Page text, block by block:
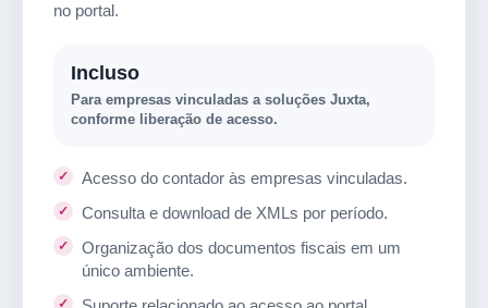
no portal.
Incluso
Para empresas vinculadas a soluções Juxta,
conforme liberação de acesso.
Acesso do contador às empresas vinculadas.
Consulta e download de XMLs por período.
Organização dos documentos fiscais em um
único ambiente.